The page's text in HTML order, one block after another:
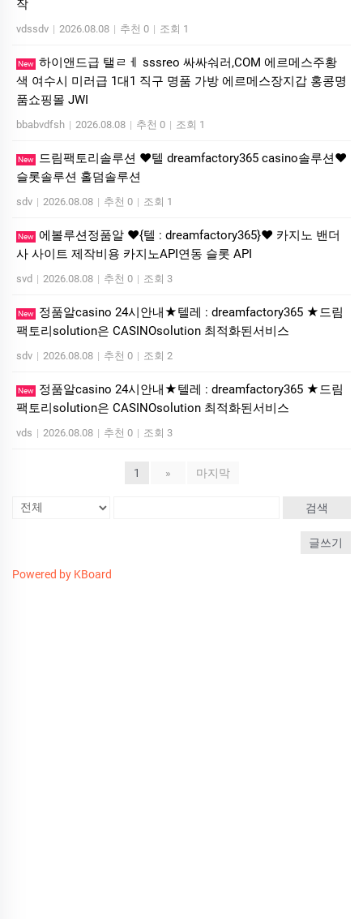
작
vdssdv | 2026.08.08 | 추천 0 | 조회 1
New 하이앤드급 탤ㄹㅔ sssreo 싸싸숴러,COM 에르메스주황
색 여수시 미러급 1대1 직구 명품 가방 에르메스장지갑 홍콩명
품쇼핑몰 JWI
bbabvdfsh | 2026.08.08 | 추천 0 | 조회 1
New
드림팩토리솔루션 ❤️텔 dreamfactory365 casino솔루션❤️
슬롯솔루션 홀덤솔루션
sdv | 2026.08.08 | 추천 0 | 조회 1
New 에볼루션정품알 ❤️{텔 : dreamfactory365}❤️ 카지노 밴더
사 사이트 제작비용 카지노API연동 슬롯 API
svd | 2026.08.08 | 추천 0 | 조회 3
New
정품알casino 24시안내★텔레 : dreamfactory365 ★드림
팩토리solution은 CASINOsolution 최적화된서비스
sdv | 2026.08.08 | 추천 0 | 조회 2
New
정품알casino 24시안내★텔레 : dreamfactory365 ★드림
팩토리solution은 CASINOsolution 최적화된서비스
vds | 2026.08.08 | 추천 0 | 조회 3
1 » 마지막
검색
글쓰기
Powered by KBoard